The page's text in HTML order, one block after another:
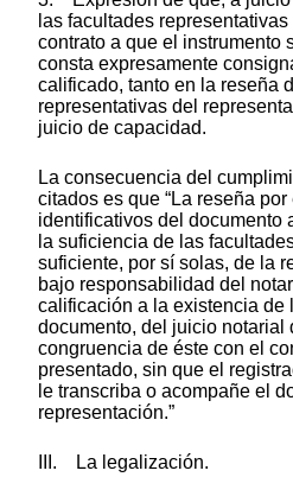
las facultades
contrato a que el instrumento
consta expresamente
calificado, tanto en la reseña
representativas del
juicio de capacidad.
La consecuencia del
citados es que “La reseña
identificativos del documento
la suficiencia de las
suficiente, por sí solas, de la
bajo responsabilidad del
calificación a la existencia de
documento, del juicio notarial
congruencia de éste con el
presentado, sin que el
le transcriba o acompañe el
representación.”
III. La legalización.